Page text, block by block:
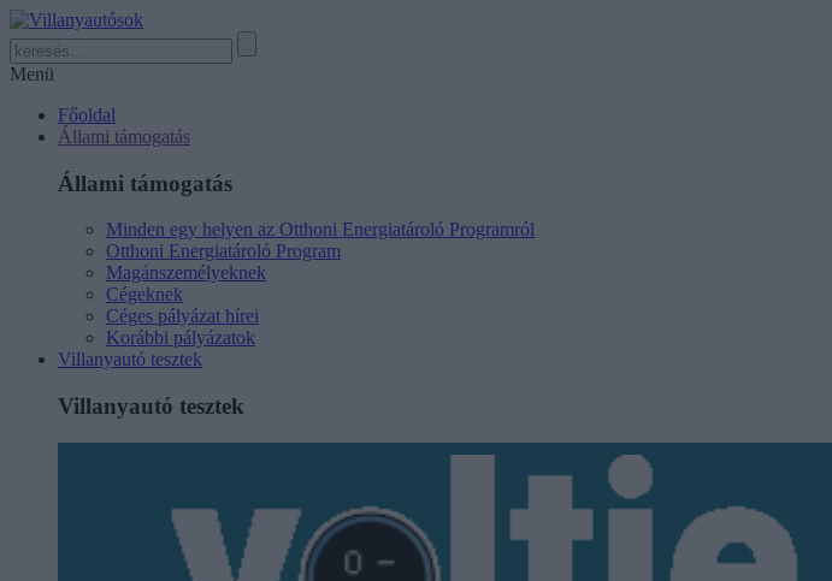
Menü
Főoldal
Állami támogatás
Állami támogatás
Minden egy helyen az Otthoni Energiatároló Programról
Otthoni Energiatároló Program
Magánszemélyeknek
Cégeknek
Céges pályázat hírei
Korábbi pályázatok
Villanyautó tesztek
Villanyautó tesztek